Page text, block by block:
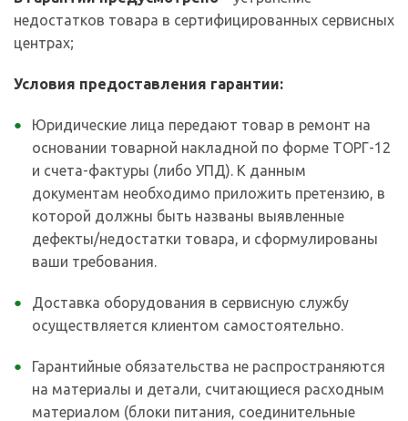
недостатков товара в сертифицированных сервисных
центрах;
Условия предоставления гарантии:
Юридические лица передают товар в ремонт на
основании товарной накладной по форме ТОРГ-12
и счета-фактуры (либо УПД). К данным
документам необходимо приложить претензию, в
которой должны быть названы выявленные
дефекты/недостатки товара, и сформулированы
ваши требования.
Доставка оборудования в сервисную службу
осуществляется клиентом самостоятельно.
Гарантийные обязательства не распространяются
на материалы и детали, считающиеся расходным
материалом (блоки питания, соединительные